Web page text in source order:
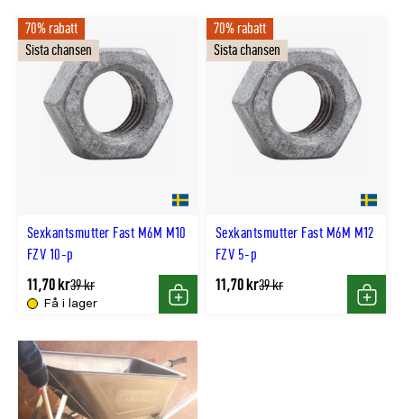
Sexkantsmutter Fast M6M M10
FZV 10-p
70% rabatt
Sista chansen
Få i lager
11,70 krTidligere
lägsta
pris
39 kr
Köp
Sexkantsmutter Fast M6M M12
FZV 5-p
70% rabatt
Sista chansen
11,70 krTidligere
39 kr
Köp